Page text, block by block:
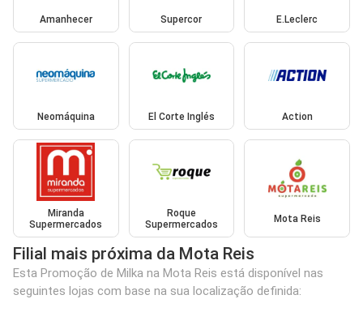
Amanhecer Supercor E.Leclerc
Neomáquina El Corte Inglés Action
Miranda
Supermercados
Roque
Supermercados
Mota Reis
Filial mais próxima da Mota Reis
Esta Promoção de Milka na Mota Reis está disponível nas
seguintes lojas com base na sua localização definida: